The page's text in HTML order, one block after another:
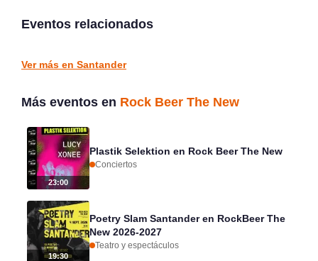
Eventos relacionados
Santander
Ver más en Santander
Más eventos en Rock Beer The New
23:00
Plastik Selektion en Rock Beer The New
Conciertos
19:30
Poetry Slam Santander en RockBeer The
New 2026-2027
Teatro y espectáculos